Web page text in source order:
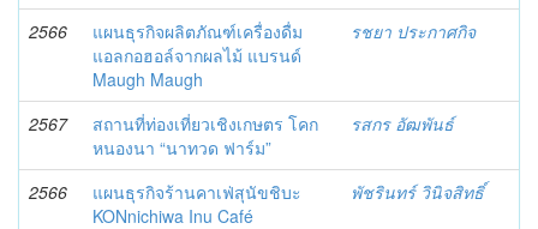
2566
แผนธุรกิจผลิตภัณฑ์เครื่องดื่ม
แอลกอฮอล์จากผลไม้ แบรนด์
Maugh Maugh
รชยา ประกาศกิจ
2567
สถานที่ท่องเที่ยวเชิงเกษตร โคก
หนองนา “นาทวด ฟาร์ม”
รสกร อัฒพันธ์
2566
แผนธุรกิจร้านคาเฟ่สุนัขชิบะ
KONnichiwa Inu Café
พัชรินทร์ วินิจสิทธิ์